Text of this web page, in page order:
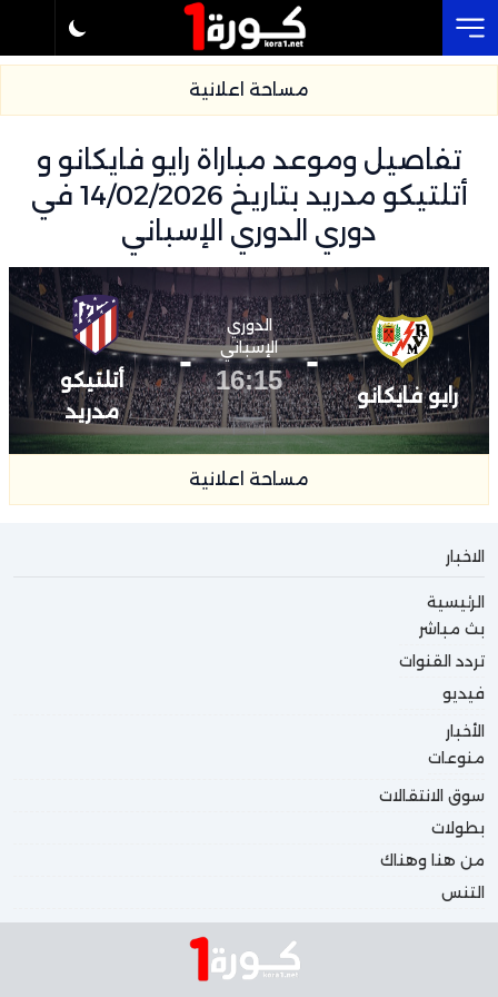
مساحة اعلانية
تفاصيل وموعد مباراة رايو فايكانو و
أتلتيكو مدريد بتاريخ 14/02/2026 في
دوري الدوري الإسباني
رايو فايكانو
-
الدوري
الإسباني
16:15
-
أتلتيكو
مدريد
مساحة اعلانية
الاخبار
الرئيسية
بث مباشر
تردد القنوات
فيديو
الأخبار
منوعات
سوق الانتقالات
بطولات
من هنا وهناك
التنس